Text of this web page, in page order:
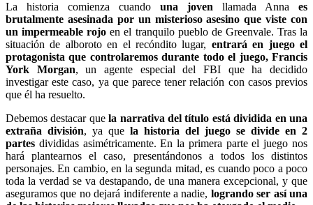
La historia comienza cuando una joven llamada Anna es
brutalmente asesinada por un misterioso asesino que viste con
un impermeable rojo en el tranquilo pueblo de Greenvale. Tras la
situación de alboroto en el recóndito lugar, entrará en juego el
protagonista que controlaremos durante todo el juego, Francis
York Morgan, un agente especial del FBI que ha decidido
investigar este caso, ya que parece tener relación con casos previos
que él ha resuelto.
Debemos destacar quela narrativa del título está dividida en una
extraña división, ya que la historia del juego se divide en 2
partes divididas asimétricamente. En la primera parte el juego nos
hará plantearnos el caso, presentándonos a todos los distintos
personajes. En cambio, en la segunda mitad, es cuando poco a poco
toda la verdad se va destapando, de una manera excepcional, y que
aseguramos que no dejará indiferente a nadie, logrando ser así una